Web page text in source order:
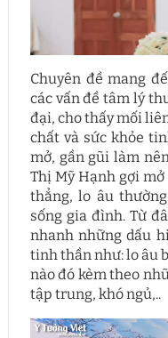
Chuyên đề mang
các vấn đề tâm lý
đại, cho thấy mối
chất và sức khỏe
mở, gần gũi làm
Thị Mỹ Hạnh gợi
thẳng, lo âu
sống gia đình. Từ
nhanh những dấu
tinh thần như: lo âu
nào đó kèm theo
tập trung, khó ngủ,..